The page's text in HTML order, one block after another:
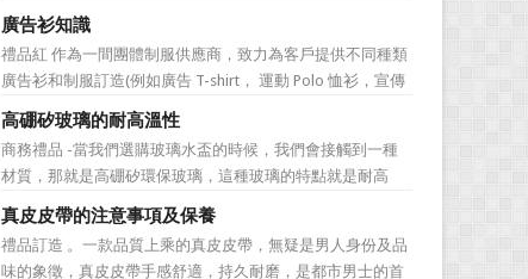
縣級渠道成員，而後再兼顧地市級經銷商，最好是把二者的
積極性都調動起來。在這些禮品發放的過程中，在時間和時
機交錯上也要給與較多地考慮。從目前潤滑油產品推廣的常
見形式來看，...
廣告衫知識
禮品紅 作為一間團體制服供應商，致力為客戶提供不同種類
廣告衫和制服訂造(例如廣告 T-shirt， 運動 Polo 恤衫，宣傳
背心，風褸外套禮品，訂造球衣等)，從公司員工制服，到不
同宣傳活動用的制服。禮品紅都可以為客戶度身...
高硼矽玻璃的耐高溫性
商務禮品 -當我們選購玻璃水盃的時候，我們會接觸到一種
材質，那就是高硼矽環保玻璃，這種玻璃的特點就是耐高
溫，那麼這個耐高溫的溫度限製和準確的含義是什麼呢?禮品
紅的小編給大家總結如下。 耐熱玻璃【Heat-resistant
glass】是指含有耐熱性強的硼酸﹑矽酸成分,能夠...
真皮皮帶的注意事項及保養
禮品訂造 。一款品質上乘的真皮皮帶，無疑是男人身份及品
味的象徵，真皮皮帶手感舒適，持久耐磨，是都市男士的首